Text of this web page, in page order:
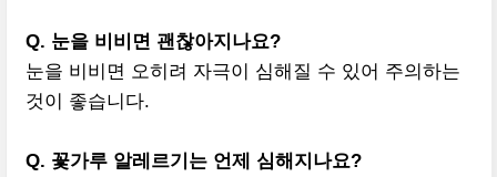
Q. 눈을 비비면 괜찮아지나요?
눈을 비비면 오히려 자극이 심해질 수 있어 주의하는
것이 좋습니다.
Q. 꽃가루 알레르기는 언제 심해지나요?